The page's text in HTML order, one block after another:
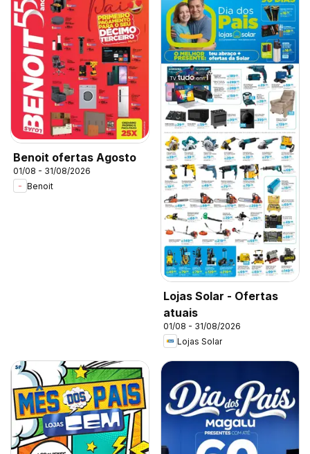
Benoit ofertas Agosto
01/08 - 31/08/2026
Benoit
Lojas Solar - Ofertas
atuais
01/08 - 31/08/2026
Lojas Solar